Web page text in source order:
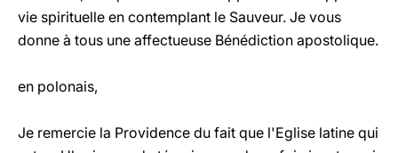
vie spirituelle en contemplant le Sauveur. Je vous
donne à tous une affectueuse Bénédiction apostolique.
en polonais,
Je remercie la Providence du fait que l'Eglise latine qui